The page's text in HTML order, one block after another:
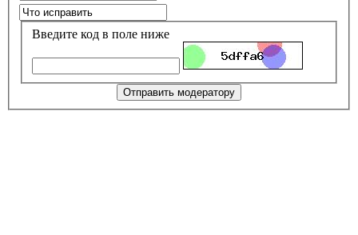
Введите код в поле ниже
Отправить модератору